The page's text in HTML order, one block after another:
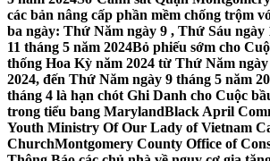
các bản nâng cấp phần mềm chống trộm
ba ngày: Thứ Năm ngày 9 , Thứ Sáu ngày
11 tháng 5 năm 2024Bỏ phiếu sớm cho
thống Hoa Kỳ năm 2024 từ Thứ Năm
2024, đến Thứ Năm ngày 9 tháng 5 năm
tháng 4 là hạn chót Ghi Danh cho Cuộc
trong tiểu bang MarylandBlack April
Youth Ministry Of Our Lady of Vietnam
ChurchMontgomery County Office of